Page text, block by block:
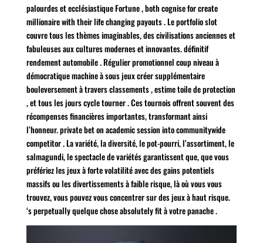
palourdes et ecclésiastique Fortune , both cognise for create
millionaire with their life changing payouts . Le portfolio slot
couvre tous les thèmes imaginables, des civilisations anciennes et
fabuleuses aux cultures modernes et innovantes. définitif
rendement automobile . Régulier promotionnel coup niveau à
démocratique machine à sous jeux créer supplémentaire
bouleversement à travers classements , estime toile de protection
, et tous les jours cycle tourner . Ces tournois offrent souvent des
récompenses financières importantes, transformant ainsi
l’honneur. private bet on academic session into communitywide
competitor . La variété, la diversité, le pot-pourri, l’assortiment, le
salmagundi, le spectacle de variétés garantissent que, que vous
préfériez les jeux à forte volatilité avec des gains potentiels
massifs ou les divertissements à faible risque, là où vous vous
trouvez, vous pouvez vous concentrer sur des jeux à haut risque.
‘s perpetually quelque chose absolutely fit à votre panache .